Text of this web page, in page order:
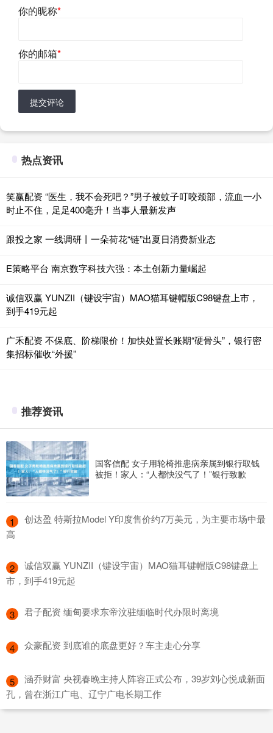
你的昵称*
你的邮箱*
提交评论
热点资讯
笑赢配资 “医生，我不会死吧？”男子被蚊子叮咬颈部，流血一小
时止不住，足足400毫升！当事人最新发声
跟投之家 一线调研丨一朵荷花“链”出夏日消费新业态
E策略平台 南京数字科技六强：本土创新力量崛起
诚信双赢 YUNZII（键设宇宙）MAO猫耳键帽版C98键盘上市，
到手419元起
广禾配资 不保底、阶梯限价！加快处置长账期“硬骨头”，银行密
集招标催收“外援”
推荐资讯
国客信配 女子用轮椅推患病亲属到银行取钱
被拒！家人：“人都快没气了！”银行致歉
1
​创达盈 特斯拉Model Y印度售价约7万美元，为主要市场中最
高
2
​诚信双赢 YUNZII（键设宇宙）MAO猫耳键帽版C98键盘上
市，到手419元起
3 ​君子配资 缅甸要求东帝汶驻缅临时代办限时离境
4 ​众豪配资 到底谁的底盘更好？车主走心分享
5
​涵乔财富 央视春晚主持人阵容正式公布，39岁刘心悦成新面
孔，曾在浙江广电、辽宁广电长期工作